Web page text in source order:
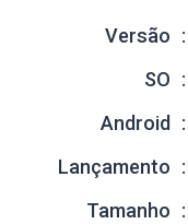
Versão
SO
Android
Lançamento
Tamanho